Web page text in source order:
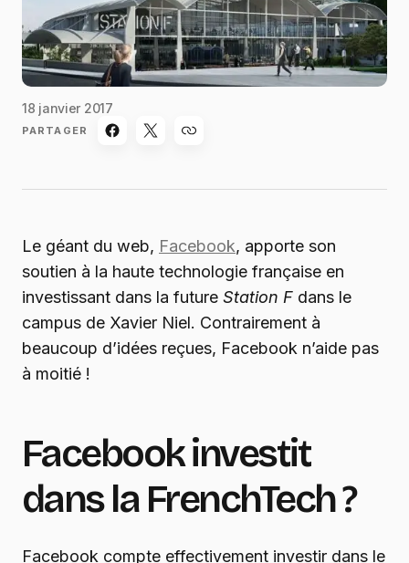
18 janvier 2017
PARTAGER
Le géant du web, Facebook, apporte son
soutien à la haute technologie française en
investissant dans la future Station F dans le
campus de Xavier Niel. Contrairement à
beaucoup d’idées reçues, Facebook n’aide pas
à moitié !
Facebook investit
dans la FrenchTech ?
Facebook compte effectivement investir dans le